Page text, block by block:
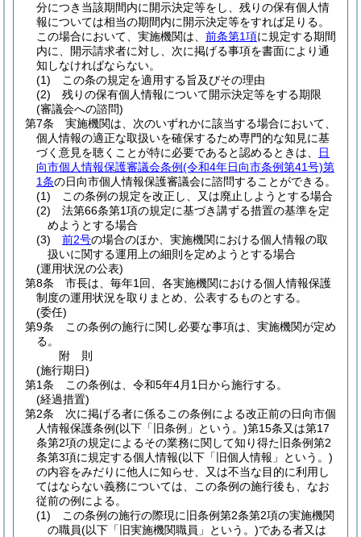
分につき当該期間内に開示決定等をし、残りの保有個人情
報については相当の期間内に開示決定等をすれば足りる。
この場合において、実施機関は、 前条第1項に規定する期間
内に、開示請求者に対し、次に掲げる事項を書面により通
知しなければならない。
(1)
この条の規定を適用する旨及びその理由
(2)
残りの保有個人情報について開示決定等をする期限
(審議会への諮問)
第7条
実施機関は、次のいずれかに該当する場合において、
個人情報の適正な取扱いを確保するため専門的な知見に基
づく意見を聴くことが特に必要であると認めるときは、
日
向市個人情報保護審議会条例(令和4年日向市条例第41号)第
1条の日向市個人情報保護審議会に諮問することができる。
(1)
この条例の規定を改正し、又は廃止しようとする場合
(2)
法第66条第1項の規定に基づき講ずる措置の基準を定
めようとする場合
(3)
前2号の場合のほか、実施機関における個人情報の取
扱いに関する運用上の細則を定めようとする場合
(運用状況の公表)
第8条
市長は、毎年1回、各実施機関における個人情報保護
制度の運用状況を取りまとめ、公表するものとする。
(委任)
第9条
この条例の施行に関し必要な事項は、実施機関が定め
る。
附 則
(施行期日)
第1条
この条例は、令和5年4月1日から施行する。
(経過措置)
第2条
次に掲げる者に係るこの条例による改正前の日向市個
人情報保護条例(以下「旧条例」という。)第15条又は第17
条第2項の規定によるその業務に関して知り得た旧条例第2
条第3項に規定する個人情報(以下「旧個人情報」という。)
の内容をみだりに他人に知らせ、又は不当な目的に利用し
てはならない義務については、この条例の施行後も、なお
従前の例による。
(1)
この条例の施行の際現に旧条例第2条第2項の実施機関
の職員(以下「旧実施機関職員」という。)である者又は